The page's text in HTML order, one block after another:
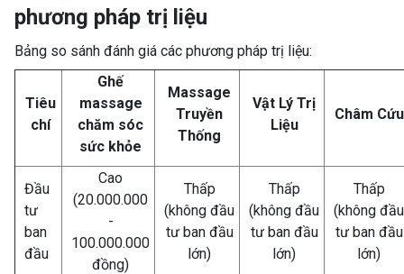
phương pháp trị liệu
Bảng so sánh đánh giá các phương pháp trị liệu:
Tiêu
chí
Ghế
massage
chăm sóc
sức khỏe
Massage
Truyền
Thống
Vật Lý Trị
Liệu
Châm Cứu
Đầu
tư
ban
đầu
Cao
(20.000.000
-
100.000.000
đồng)
Thấp
(không đầu
tư ban đầu
lớn)
Thấp
(không đầu
tư ban đầu
lớn)
Thấp
(không đầu
tư ban đầu
lớn)